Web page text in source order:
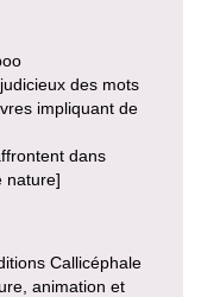
des mots
impliquant de
dans
nature]
Callicéphale
animation et